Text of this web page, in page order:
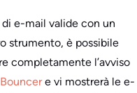
e-mail valide con un
strumento, è possibile
completamente l’avviso
e vi mostrerà le e-